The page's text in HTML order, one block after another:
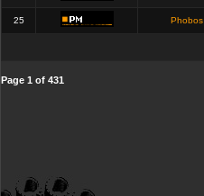
25 Phobos
Page 1 of 431